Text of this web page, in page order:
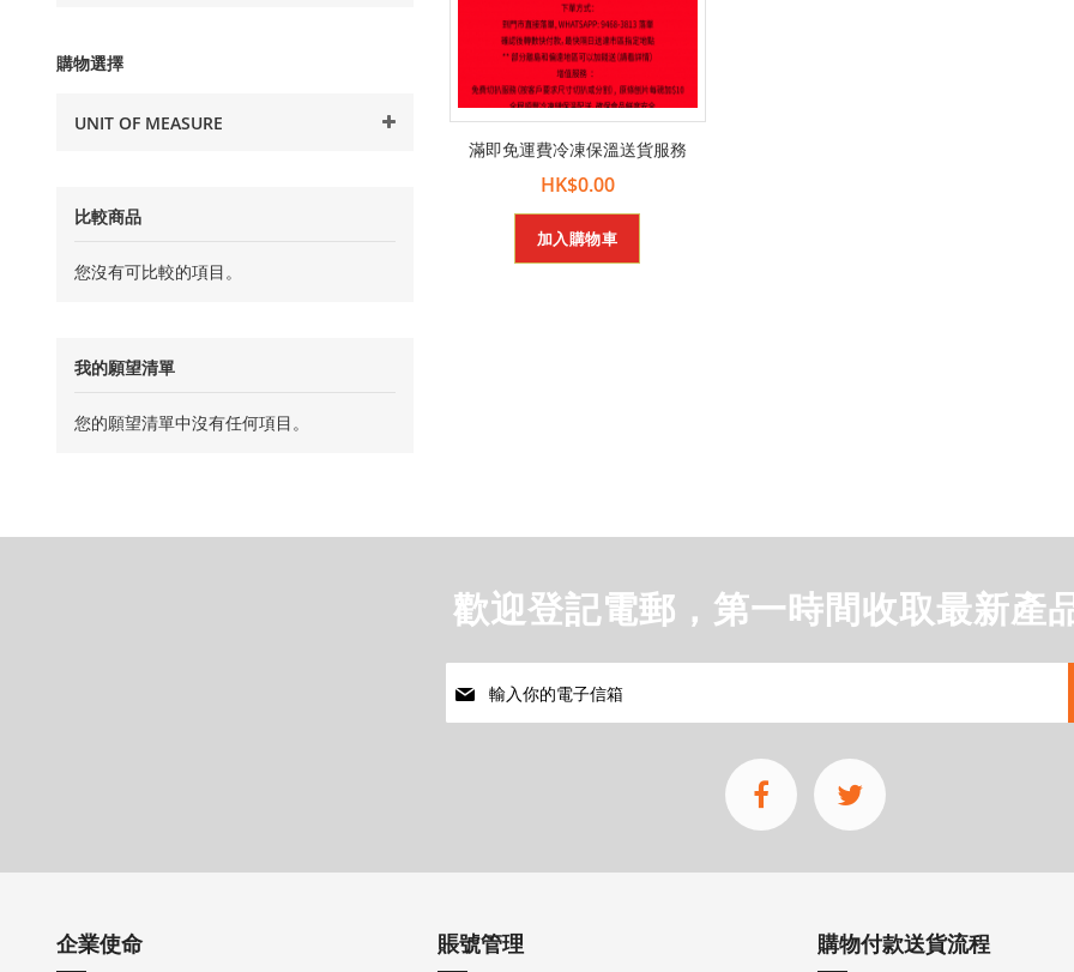
滿即免運費冷凍保溫送貨服務
HK$0.00
加入購物車
購物選擇
UNIT OF MEASURE
比較商品
您沒有可比較的項目。
我的願望清單
您的願望清單中沒有任何項目。
歡迎登記電郵，第一時間收取最新產
冊
我
企業使命 賬號管理 購物付款送貨流程